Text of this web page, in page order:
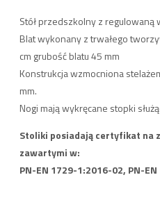
Stół przedszkolny z
Blat wykonany z trwałego
cm grubość blatu 45 mm
Konstrukcja wzmocniona
mm.
Nogi mają wykręcane stopki
Stoliki posiadają certyfikat na
zawartymi w:
PN-EN 1729-1:2016-02, PN-